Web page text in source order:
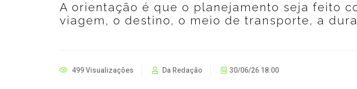
A orientação é que o planejamento seja feito
viagem, o destino, o meio de transporte, a
499 Visualizações Da Redação 30/06/26 18:00